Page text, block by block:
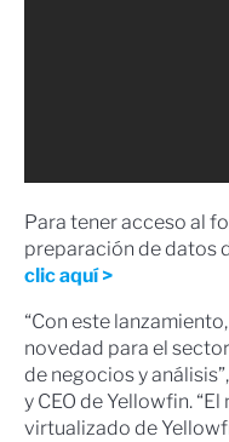
Para tener acceso al
preparación de datos
clic aquí >
“Con este
novedad para el
de negocios y
y CEO de Yellowfin.
virtualizado de